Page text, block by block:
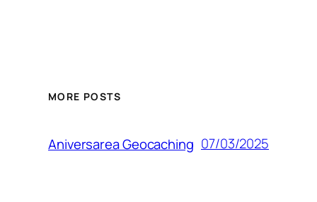
MORE POSTS
Aniversarea Geocaching 07/03/2025